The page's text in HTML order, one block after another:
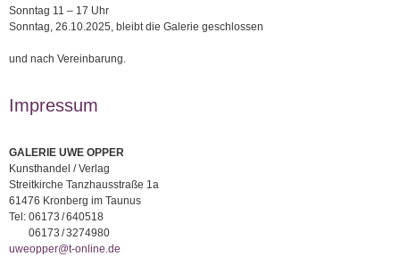
Sonntag 11 – 17 Uhr
Sonntag, 26.10.2025, bleibt die Galerie geschlossen
und nach Vereinbarung.
Impressum
GALERIE UWE OPPER
Kunsthandel / Verlag
Streitkirche Tanzhausstraße 1a
61476 Kronberg im Taunus
Tel: 06173 / 640518
06173 / 3274980
uweopper@t-online.de